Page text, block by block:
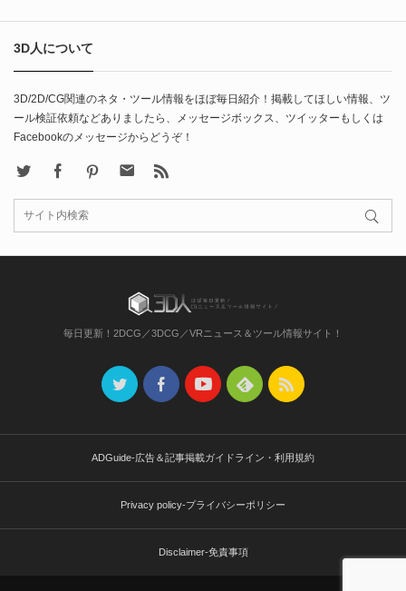
3D人について
3D/2D/CG関連のネタ・ツール情報をほぼ毎日紹介！掲載してほしい情報、ツ
ール検証依頼などありましたら、メッセージボックス、ツイッターもしくは
Facebookのメッセージからどうぞ！
FacebookPinterest Contact
毎日更新！2DCG／3DCG／VRニュース＆ツール情報サイト！
ADGuide-広告＆記事掲載ガイドライン・利用規約
Privacy policy-プライバシーポリシー
Disclaimer-免責事項